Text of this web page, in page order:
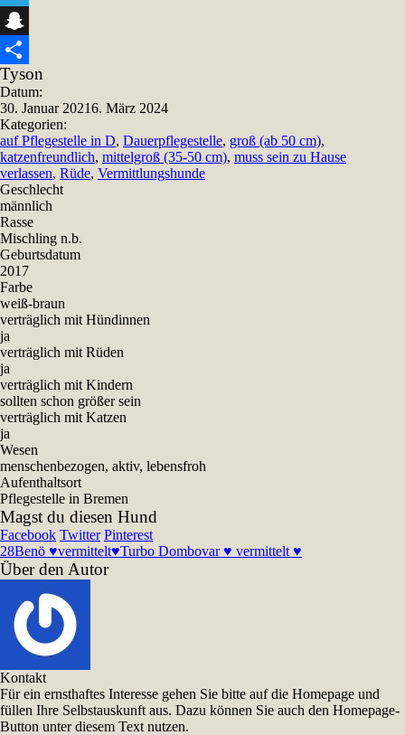
Telegram
Snapchat
Teilen
Tyson
Datum:
30. Januar 20216. März 2024
Kategorien:
auf Pflegestelle in D, Dauerpflegestelle, groß (ab 50 cm),
katzenfreundlich, mittelgroß (35-50 cm), muss sein zu Hause
verlassen, Rüde, Vermittlungshunde
Geschlecht
männlich
Rasse
Mischling n.b.
Geburtsdatum
2017
Farbe
weiß-braun
verträglich mit Hündinnen
ja
verträglich mit Rüden
ja
verträglich mit Kindern
sollten schon größer sein
verträglich mit Katzen
ja
Wesen
menschenbezogen, aktiv, lebensfroh
Aufenthaltsort
Pflegestelle in Bremen
Magst du diesen Hund
Facebook Twitter Pinterest
28Benö ♥vermittelt♥Turbo Dombovar ♥ vermittelt ♥
Über den Autor
Kontakt
Für ein ernsthaftes Interesse gehen Sie bitte auf die Homepage und
füllen Ihre Selbstauskunft aus. Dazu können Sie auch den Homepage-
Button unter diesem Text nutzen.